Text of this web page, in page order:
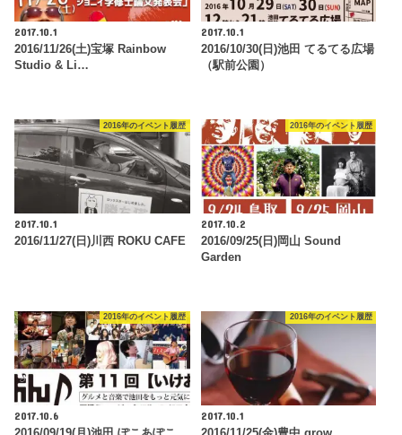
2017.10.1
2016/11/26(土)宝塚 Rainbow
Studio & Li…
2017.10.1
2016/10/30(日)池田 てるてる広場
（駅前公園）
2016年のイベント履歴
2017.10.1
2016/11/27(日)川西 ROKU CAFE
2016年のイベント履歴
2017.10.2
2016/09/25(日)岡山 Sound
Garden
2016年のイベント履歴
2017.10.6
2016年のイベント履歴
2017.10.1